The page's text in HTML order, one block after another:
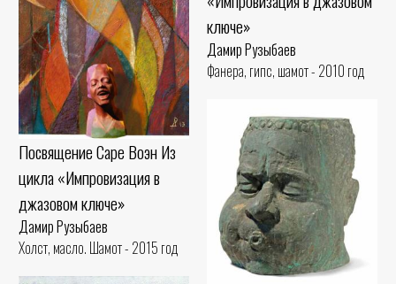
ключе»
Дамир Рузыбаев
Фанера, гипс, шамот - 2010 год
Посвящение Саре Воэн Из
цикла «Импровизация в
джазовом ключе»
Дамир Рузыбаев
Холст, масло. Шамот - 2015 год